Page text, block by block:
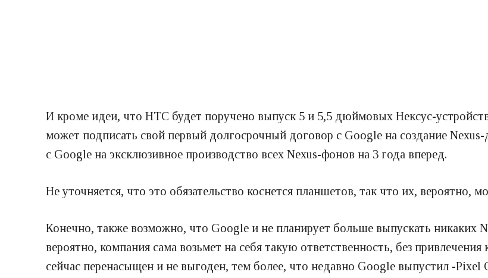
И кроме идеи, что HTC будет поручено выпуск 5 и 5,5 дюймовых Нексус-
может подписать свой первый долгосрочный договор с Google на создание
с Google на эксклюзивное производство всех Nexus-фонов на 3 года вперед.
Не уточняется, что это обязательство коснется планшетов, так что их, вероятно,
Конечно, также возможно, что Google и не планирует больше выпускать никаких
вероятно, компания сама возьмет на себя такую ответственность, без
сейчас перенасыщен и не выгоден, тем более, что недавно Google выпустил -